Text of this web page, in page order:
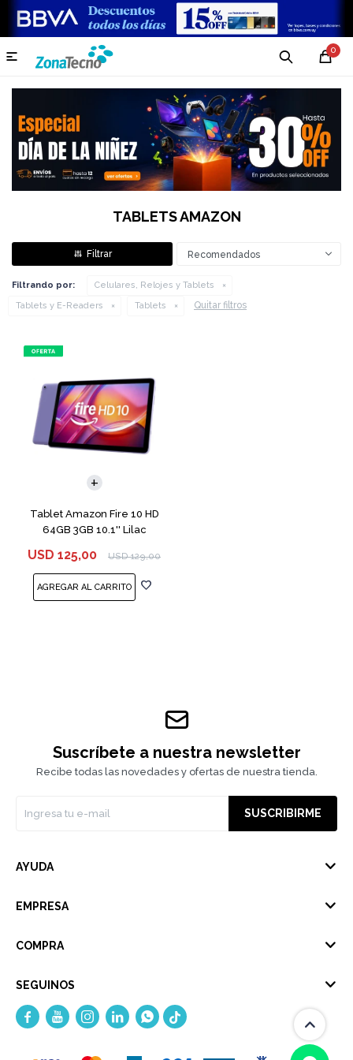
0

TABLETS AMAZON
Recomendados
Filtrando por:
Celulares, Relojes y Tablets
Tablets y E-Readers
Tablets Quitar filtros
Tablet Amazon Fire 10 HD
64GB 3GB 10.1'' Lilac
USD 125,00 USD 129,00
Suscríbete a nuestra newsletter
Recibe todas las novedades y ofertas de nuestra tienda.
SUSCRIBIRME
AYUDA
EMPRESA
COMPRA
SEGUINOS
    